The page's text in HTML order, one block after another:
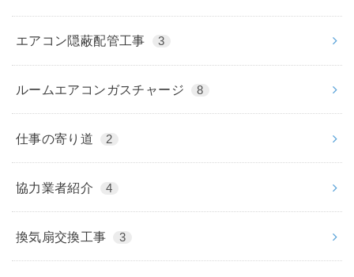
エアコン隠蔽配管工事 3
ルームエアコンガスチャージ 8
仕事の寄り道 2
協力業者紹介 4
換気扇交換工事 3